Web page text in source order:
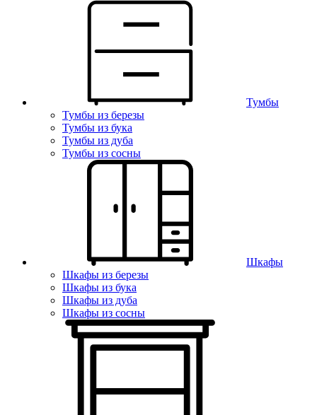
Тумбы
Тумбы из березы
Тумбы из бука
Тумбы из дуба
Тумбы из сосны
Шкафы
Шкафы из березы
Шкафы из бука
Шкафы из дуба
Шкафы из сосны